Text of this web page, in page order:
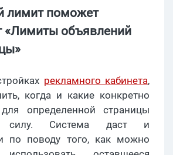
лимит поможет
«Лимиты объявлений
рекламного кабинета,
когда и какие конкретно
определенной страницы
силу. Система даст и
по поводу того, как можно